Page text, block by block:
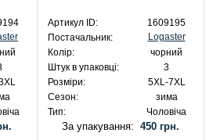
Артикул ID:
1609195
Постачальник:
Logaster
Колір:
чорний
Штук в упаковці:
3
Розміри:
5XL-7XL
Сезон:
зима
Тип:
Чоловіча
За упакування: 450 грн.